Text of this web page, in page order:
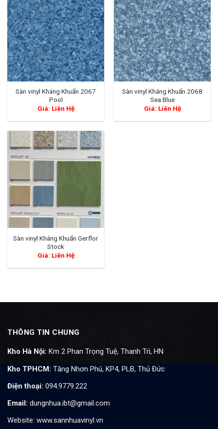
Sàn vinyl Kháng Khuẩn 2067
Pool
Giá: Liên Hệ
Sàn vinyl Kháng Khuẩn 2068
Sea Blue
Giá: Liên Hệ
Sàn vinyl Kháng Khuẩn Gerflor
Stock
Giá: Liên Hệ
THÔNG TIN CHUNG
Kho Hà Nội: Km 2 Phan Trọng Tuệ, Thanh Trì, HN
Kho TPHCM: Tăng Nhơn Phú, KP4, PLB, Thủ Đức
Điện thoại: 094.9779.222
Email: dungnhua.ibt@gmail.com
Website: www.sannhuavinyl.vn